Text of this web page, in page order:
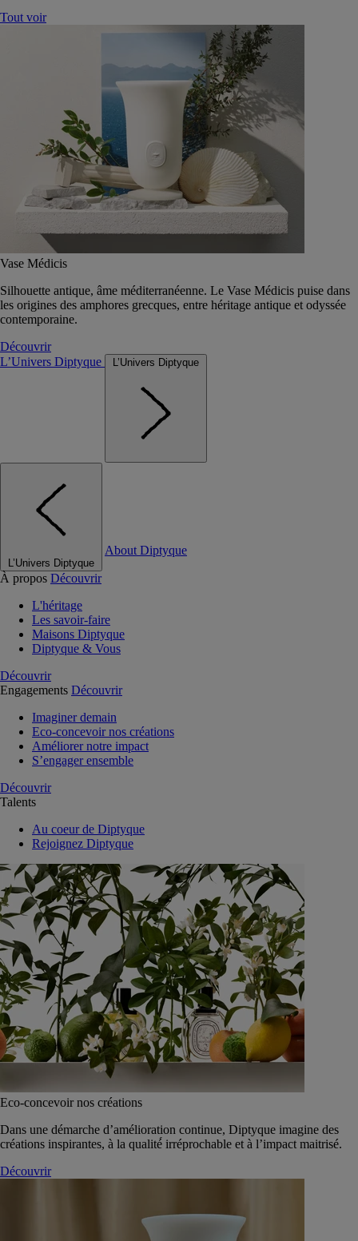
Tout voir
Vase Médicis
Silhouette antique, âme méditerranéenne. Le Vase Médicis puise dans
les origines des amphores grecques, entre héritage antique et odyssée
contemporaine.
Découvrir
L’Univers Diptyque
L’Univers Diptyque
L’Univers Diptyque
About Diptyque
À propos Découvrir
L'héritage
Les savoir-faire
Maisons Diptyque
Diptyque & Vous
Découvrir
Engagements Découvrir
Imaginer demain
Eco-concevoir nos créations
Améliorer notre impact
S’engager ensemble
Découvrir
Talents
Au coeur de Diptyque
Rejoignez Diptyque
Eco-concevoir nos créations
Dans une démarche d’amélioration continue, Diptyque imagine des
créations inspirantes, à la qualité́ irréprochable et à l’impact maitrisé.
Découvrir